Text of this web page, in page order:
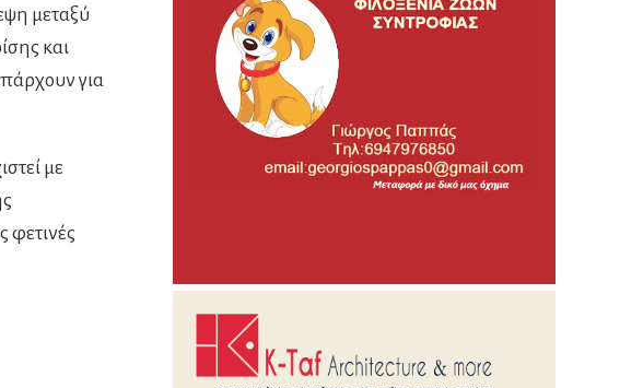
μεταξύ
και
για
με
φετινές